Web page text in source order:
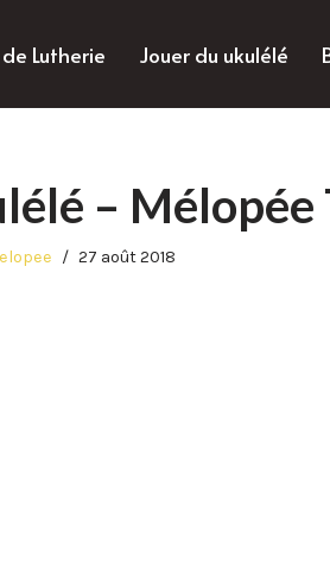
Lutherie Jouer du ukulélé
– Mélopée
27 août 2018